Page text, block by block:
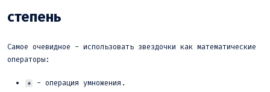
степень
Самое очевидное - использовать звездочки как математические
операторы:
* - операция умножения.